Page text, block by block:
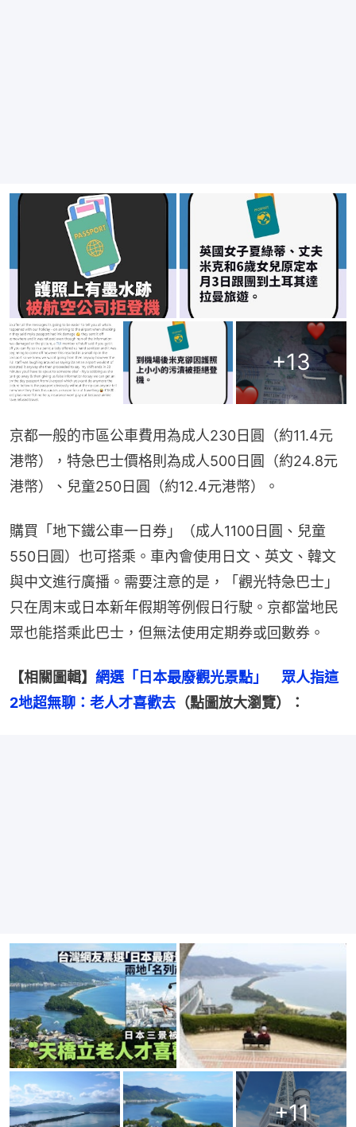
+13
京都一般的市區公車費用為成人230日圓（約11.4元
港幣），特急巴士價格則為成人500日圓（約24.8元
港幣）、兒童250日圓（約12.4元港幣）。
購買「地下鐵公車一日券」（成人1100日圓、兒童
550日圓）也可搭乘。車內會使用日文、英文、韓文
與中文進行廣播。需要注意的是，「觀光特急巴士」
只在周末或日本新年假期等例假日行駛。京都當地民
眾也能搭乘此巴士，但無法使用定期券或回數券。
【相關圖輯】 網選「日本最廢觀光景點」　眾人指這
2地超無聊：老人才喜歡去 （點圖放大瀏覽）：
+11